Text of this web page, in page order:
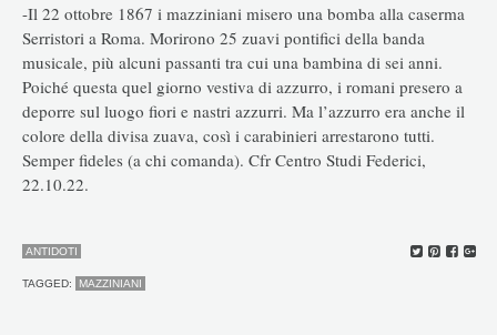
-Il 22 ottobre 1867 i mazziniani misero una bomba alla caserma
Serristori a Roma. Morirono 25 zuavi pontifici della banda
musicale, più alcuni passanti tra cui una bambina di sei anni.
Poiché questa quel giorno vestiva di azzurro, i romani presero a
deporre sul luogo fiori e nastri azzurri. Ma l’azzurro era anche il
colore della divisa zuava, così i carabinieri arrestarono tutti.
Semper fideles (a chi comanda). Cfr Centro Studi Federici,
22.10.22.
ANTIDOTI
TAGGED: MAZZINIANI